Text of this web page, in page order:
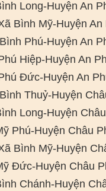
Long-Huyện An
Bình Mỹ-Huyện An
Phú-Huyện An
Hiệp-Huyện An
Đức-Huyện An
Thuỷ-Huyện
Long-Huyện
Phú-Huyện Châu
Bình Mỹ-Huyện
Đức-Huyện Châu
Chánh-Huyện